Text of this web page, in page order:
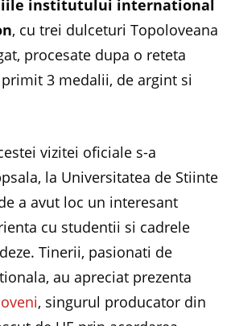
institutului international
, cu trei dulceturi Topoloveana
procesate dupa o reteta
3 medalii, de argint si
vizitei oficiale s-a
la Universitatea de Stiinte
a avut loc un interesant
cu studentii si cadrele
Tinerii, pasionati de
au apreciat prezenta
, singurul producator din